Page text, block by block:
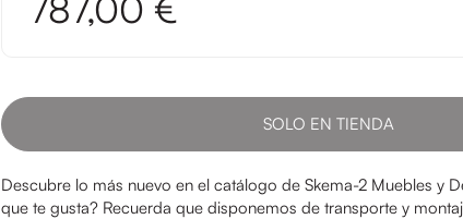
SOLO EN TIENDA
Descubre lo más nuevo en el catálogo de Skema-2 Muebles y
que te gusta? Recuerda que disponemos de transporte y